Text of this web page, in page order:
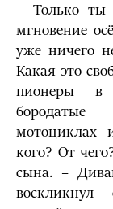
– Только ты
мгновение
уже ничего
Какая это
пионеры в
мотоциклах
кого? От
сына. –